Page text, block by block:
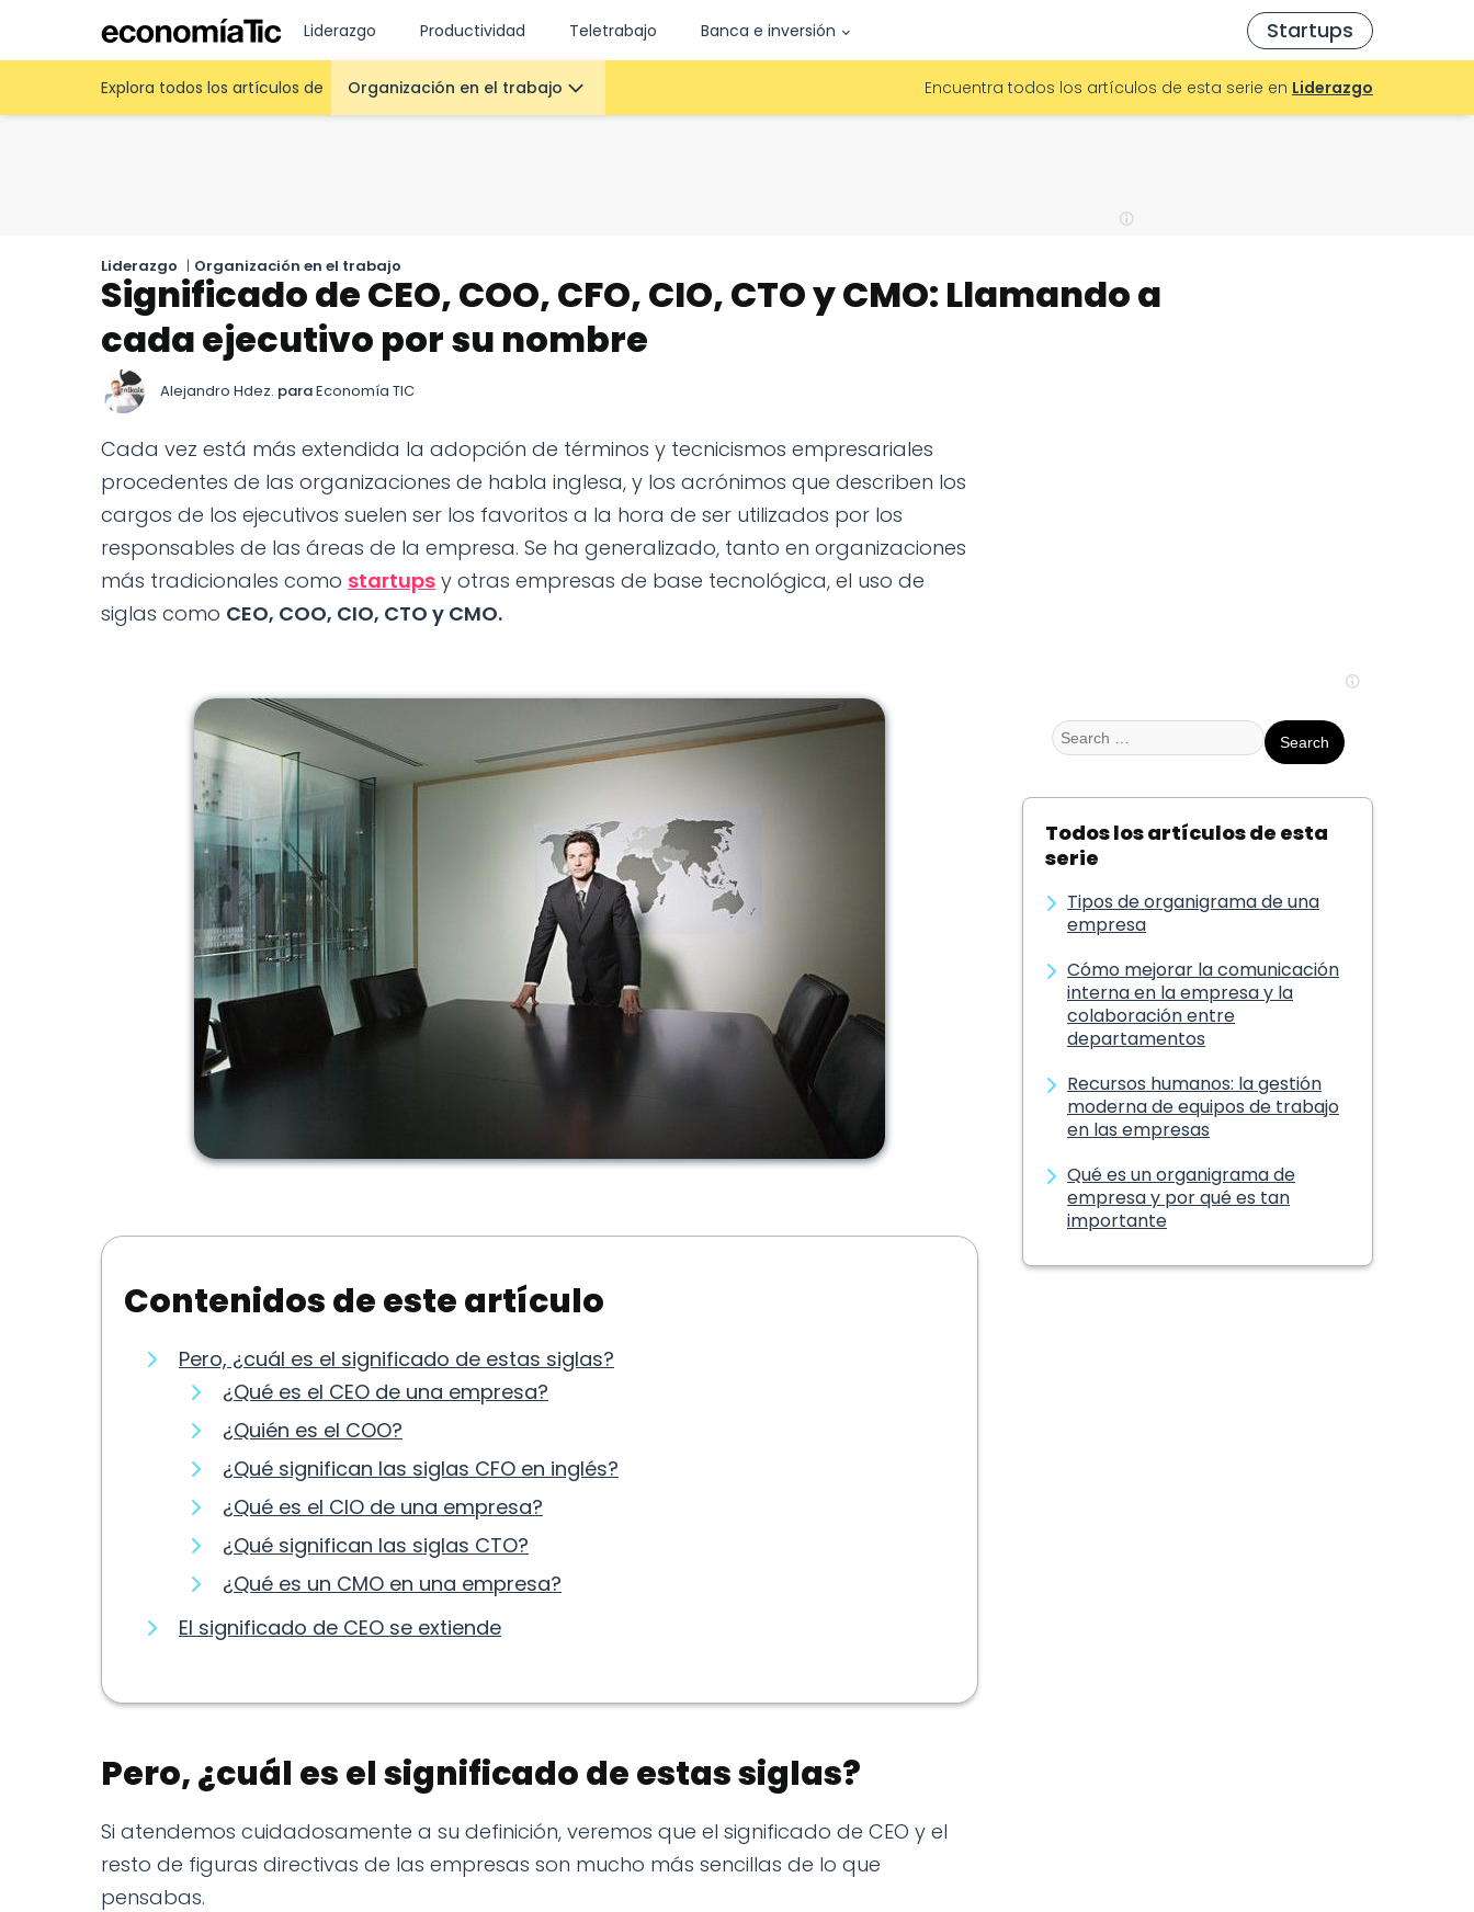
Liderazgo Productividad Teletrabajo Banca e inversión Startups
Explora todos los artículos de Organización en el trabajo Encuentra todos los artículos de esta serie en Liderazgo
Liderazgo | Organización en el trabajo
Significado de CEO, COO, CFO, CIO, CTO y CMO: Llamando a
cada ejecutivo por su nombre
Alejandro Hdez. paraEconomía TIC
Cada vez está más extendida la adopción de términos y tecnicismos empresariales
procedentes de las organizaciones de habla inglesa, y los acrónimos que describen los
cargos de los ejecutivos suelen ser los favoritos a la hora de ser utilizados por los
responsables de las áreas de la empresa. Se ha generalizado, tanto en organizaciones
más tradicionales como startups y otras empresas de base tecnológica, el uso de
siglas como CEO, COO, CIO, CTO y CMO.
Contenidos de este artículo
Pero, ¿cuál es el significado de estas siglas?
¿Qué es el CEO de una empresa?
¿Quién es el COO?
¿Qué significan las siglas CFO en inglés?
¿Qué es el CIO de una empresa?
¿Qué significan las siglas CTO?
¿Qué es un CMO en una empresa?
El significado de CEO se extiende
Pero, ¿cuál es el significado de estas siglas?
Si atendemos cuidadosamente a su definición, veremos que el significado de CEO y el
resto de figuras directivas de las empresas son mucho más sencillas de lo que
pensabas.
Search
Todos los artículos de esta
serie
Tipos de organigrama de una
empresa
Cómo mejorar la comunicación
interna en la empresa y la
colaboración entre
departamentos
Recursos humanos: la gestión
moderna de equipos de trabajo
en las empresas
Qué es un organigrama de
empresa y por qué es tan
importante